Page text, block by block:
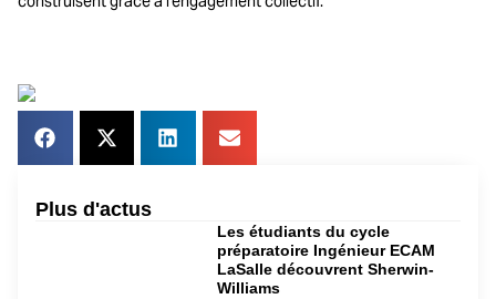
Plus d'actus
Les étudiants du cycle
préparatoire Ingénieur ECAM
LaSalle découvrent Sherwin-
Williams